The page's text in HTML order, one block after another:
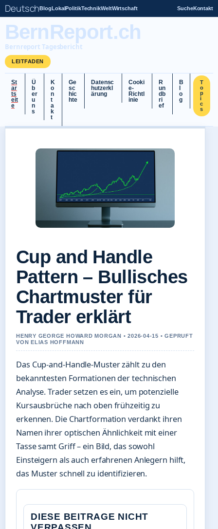
DeutschBlogLokalPolitikTechnikWeltWirtschaft SucheKontakt
BernReport.ch
Bernreport Tagesbericht
LEITFADEN
St
ar
ts
eit
e
Ü
b
er
u
n
s
K
o
n
t
a
k
t
Ge
sc
hic
hte
Datensc
hutzerkl
ärung
Cooki
e-
Richtl
inie
R
un
db
ri
ef
B
o
g
T
o
p
i
c
s
Cup and Handle
Pattern – Bullisches
Chartmuster für
Trader erklärt
HENRY GEORGE HOWARD MORGAN • 2026-04-15 • GEPRUFT
VON ELIAS HOFFMANN
Das Cup-and-Handle-Muster zählt zu den
bekanntesten Formationen der technischen
Analyse. Trader setzen es ein, um potenzielle
Kursausbrüche nach oben frühzeitig zu
erkennen. Die Chartformation verdankt ihren
Namen ihrer optischen Ähnlichkeit mit einer
Tasse samt Griff – ein Bild, das sowohl
Einsteigern als auch erfahrenen Anlegern hilft,
das Muster schnell zu identifizieren.
DIESE BEITRAGE NICHT